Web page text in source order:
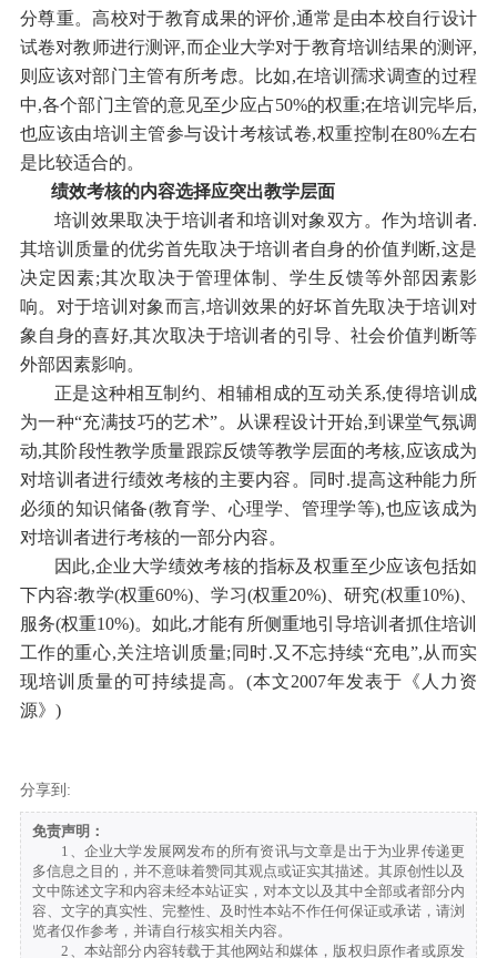
分尊重。高校对于教育成果的评价,通常是由本校自行设计
试卷对教师进行测评,而企业大学对于教育培训结果的测评,
则应该对部门主管有所考虑。比如,在培训孺求调查的过程
中,各个部门主管的意见至少应占50%的权重;在培训完毕后,
也应该由培训主管参与设计考核试卷,权重控制在80%左右
是比较适合的。
绩效考核的内容选择应突出教学层面
培训效果取决于培训者和培训对象双方。作为培训者.
其培训质量的优劣首先取决于培训者自身的价值判断,这是
决定因素;其次取决于管理体制、学生反馈等外部因素影
响。对于培训对象而言,培训效果的好坏首先取决于培训对
象自身的喜好,其次取决于培训者的引导、社会价值判断等
外部因素影响。
正是这种相互制约、相辅相成的互动关系,使得培训成
为一种“充满技巧的艺术”。从课程设计开始,到课堂气氛调
动,其阶段性教学质量跟踪反馈等教学层面的考核,应该成为
对培训者进行绩效考核的主要内容。同时.提高这种能力所
必须的知识储备(教育学、心理学、管理学等),也应该成为
对培训者进行考核的一部分内容。
因此,企业大学绩效考核的指标及权重至少应该包括如
下内容:教学(权重60%)、学习(权重20%)、研究(权重10%)、
服务(权重10%)。如此,才能有所侧重地引导培训者抓住培训
工作的重心,关注培训质量;同时.又不忘持续“充电”,从而实
现培训质量的可持续提高。(本文2007年发表于《人力资
源》)
分享到:
免责声明：
1、企业大学发展网发布的所有资讯与文章是出于为业界传递更
多信息之目的，并不意味着赞同其观点或证实其描述。其原创性以及
文中陈述文字和内容未经本站证实，对本文以及其中全部或者部分内
容、文字的真实性、完整性、及时性本站不作任何保证或承诺，请浏
览者仅作参考，并请自行核实相关内容。
2、本站部分内容转载于其他网站和媒体，版权归原作者或原发